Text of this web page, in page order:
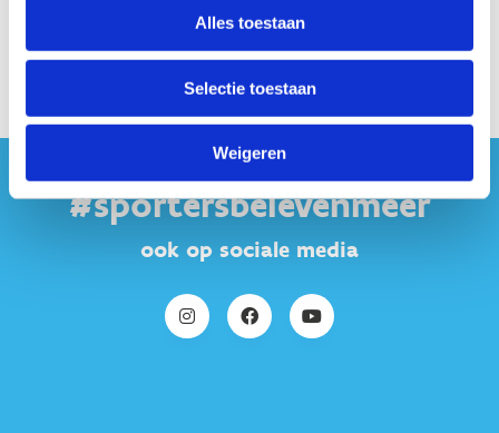
Alles toestaan
Selectie toestaan
Weigeren
#sportersbelevenmeer
ook op sociale media